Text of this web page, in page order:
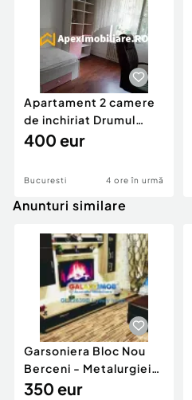
Apartament 2 camere
de inchiriat Drumul
Taberei București |
400 eur
Bucuresti 4 ore în urmă
Anunturi similare
Garsoniera Bloc Nou
Berceni - Metalurgiei
Park - Postalionul
350 eur